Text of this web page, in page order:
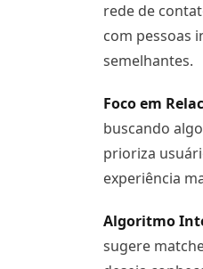
rede de
com pessoas
semelhantes.
Foco em
buscando
prioriza
experiência
Algoritmo
sugere